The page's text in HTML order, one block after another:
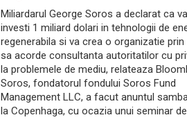
Miliardarul George Soros a declarat ca va
investi 1 miliard dolari in tehnologii de
regenerabila si va crea o organizatie prin
sa acorde consultanta autoritatilor cu
la problemele de mediu, relateaza
Soros, fondatorul fondului Soros Fund
Management LLC, a facut anuntul
la Copenhaga, cu ocazia unui seminar